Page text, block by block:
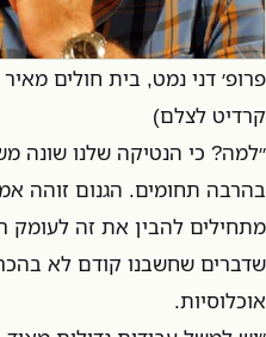
פרופ׳ דני נמט, בית חולים
קרדיט לצלם)
״למה? כי הנטיקה שלנו שונה
מתחילים להבין את זה לעומק
שדברים שחשבנו קודם לא
אוכלוסיות.